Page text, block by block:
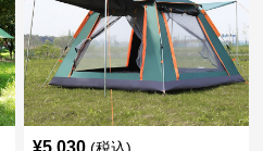
¥5,030